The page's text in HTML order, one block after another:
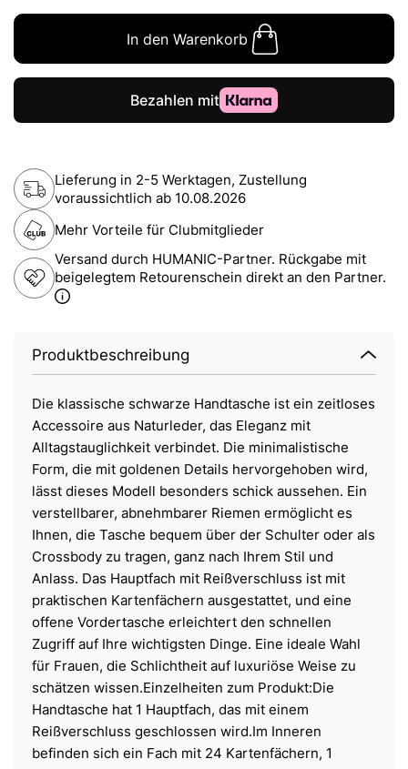
In den Warenkorb
Lieferung in 2-5 Werktagen, Zustellung
voraussichtlich ab 10.08.2026
Mehr Vorteile für Clubmitglieder
Versand durch HUMANIC-Partner. Rückgabe mit
beigelegtem Retourenschein direkt an den Partner.
Produktbeschreibung
Die klassische schwarze Handtasche ist ein zeitloses
Accessoire aus Naturleder, das Eleganz mit
Alltagstauglichkeit verbindet. Die minimalistische
Form, die mit goldenen Details hervorgehoben wird,
lässt dieses Modell besonders schick aussehen. Ein
verstellbarer, abnehmbarer Riemen ermöglicht es
Ihnen, die Tasche bequem über der Schulter oder als
Crossbody zu tragen, ganz nach Ihrem Stil und
Anlass. Das Hauptfach mit Reißverschluss ist mit
praktischen Kartenfächern ausgestattet, und eine
offene Vordertasche erleichtert den schnellen
Zugriff auf Ihre wichtigsten Dinge. Eine ideale Wahl
für Frauen, die Schlichtheit auf luxuriöse Weise zu
schätzen wissen.Einzelheiten zum Produkt:Die
Handtasche hat 1 Hauptfach, das mit einem
Reißverschluss geschlossen wird.Im Inneren
befinden sich ein Fach mit 24 Kartenfächern, 1